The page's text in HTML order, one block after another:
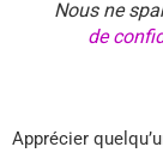
Nous ne
de
Apprécier